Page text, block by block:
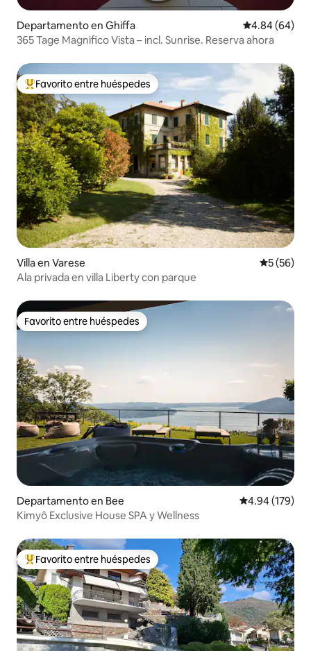
Departamento en Ghiffa Calificación
4.84 (64)
365 Tage Magnifico Vista – incl. Sunrise. Reserva ahora
De los mejores en Favorito entre huéspedes
Favorito entre huéspedes
Villa en Varese
5 (56)
Ala privada en villa Liberty con parque
Favorito entre huéspedes
Favorito entre huéspedes
Departamento en Bee Calificación
4.94 (179)
Kimyô Exclusive House SPA y Wellness
De los mejores en Favorito entre huéspedes
Favorito entre huéspedes